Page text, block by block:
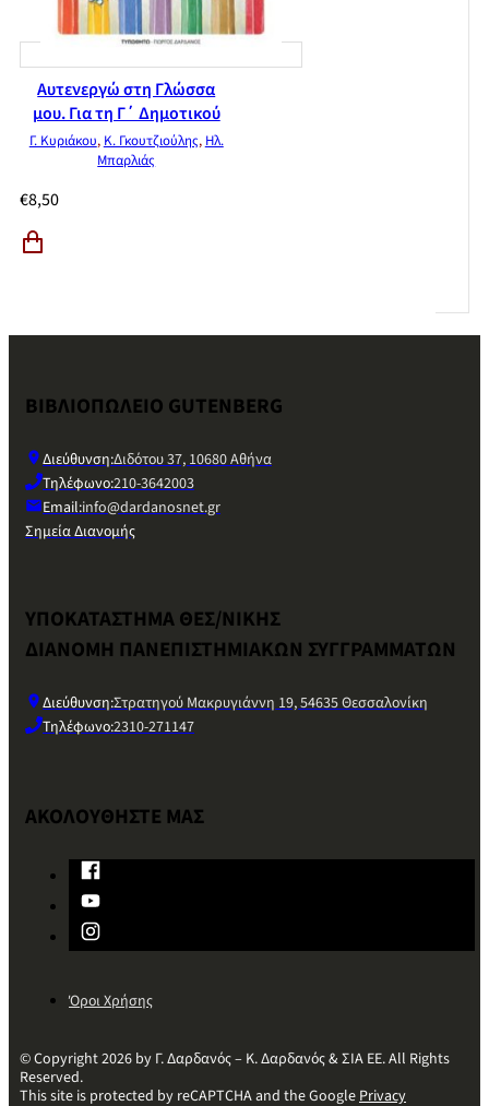
Αυτενεργώ στη Γλώσσα
μου. Για τη Γ΄ Δημοτικού
Γ. Κυριάκου, Κ. Γκουτζιούλης, Ηλ.
Μπαρλιάς
€8,50
ΒΙΒΛΙΟΠΩΛΕΙΟ GUTENBERG
Διεύθυνση:Διδότου 37, 10680 Αθήνα
Τηλέφωνο:210-3642003
Email:info@dardanosnet.gr
Σημεία Διανομής
ΥΠΟΚΑΤΑΣΤΗΜΑ ΘΕΣ/ΝΙΚΗΣ
ΔΙΑΝΟΜΗ ΠΑΝΕΠΙΣΤΗΜΙΑΚΩΝ ΣΥΓΓΡΑΜΜΑΤΩΝ
Διεύθυνση:Στρατηγού Μακρυγιάννη 19, 54635 Θεσσαλονίκη
Τηλέφωνο:2310-271147
ΑΚΟΛΟΥΘΗΣΤΕ ΜΑΣ
Όροι Χρήσης
© Copyright 2026 by Γ. Δαρδανός – Κ. Δαρδανός & ΣΙΑ ΕΕ. All Rights
Reserved.
This site is protected by reCAPTCHA and the GooglePrivacy